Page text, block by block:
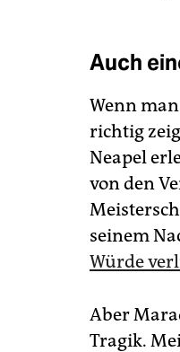
Auch
Wenn
richtig
Neapel
von den
seinem
Würde
Aber
Tragik.